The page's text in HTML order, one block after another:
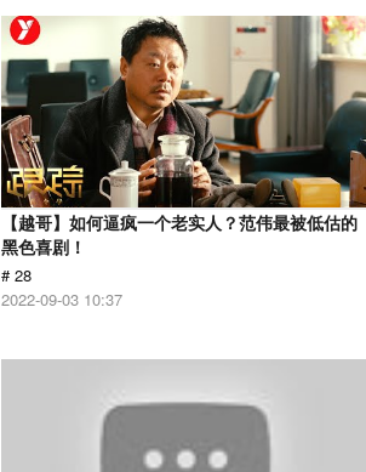
【越哥】如何逼疯一个老实人？范伟最被低估的
黑色喜剧！
# 28
2022-09-03 10:37